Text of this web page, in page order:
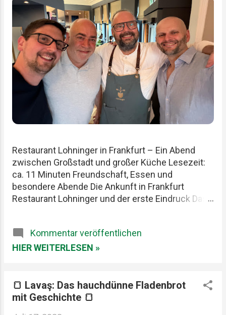
Restaurant Lohninger in Frankfurt – Ein Abend
zwischen Großstadt und großer Küche Lesezeit:
ca. 11 Minuten Freundschaft, Essen und
besondere Abende Die Ankunft in Frankfurt
Restaurant Lohninger und der erste Eindruck Das
deinen Besuch FAQ zum Restaurant Lohninger
Fazit Das Restaurant Lohninger in Frankfurt war an
Karlsruher Hauptbahnhof. Mit drei Männern, die
Essen ernst nehmen, aber sich selbst nicht zu
Kommentar veröffentlichen
HIER WEITERLESEN »
🍞 Lavaş: Das hauchdünne Fladenbrot
mit Geschichte 🍞